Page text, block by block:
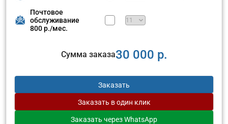
Почтовое
обслуживание
800 р./мес.
Сумма заказа30 000 р.
Заказать
Заказать в один клик
Заказать через WhatsApp